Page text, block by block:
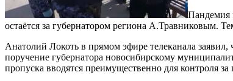
Пандемия
остаётся за губернатором региона А.Травниковым.
Анатолий Локоть в прямом эфире телеканала заявил,
поручение губернатора новосибирскому
пропуска вводятся преимущественно для контроля